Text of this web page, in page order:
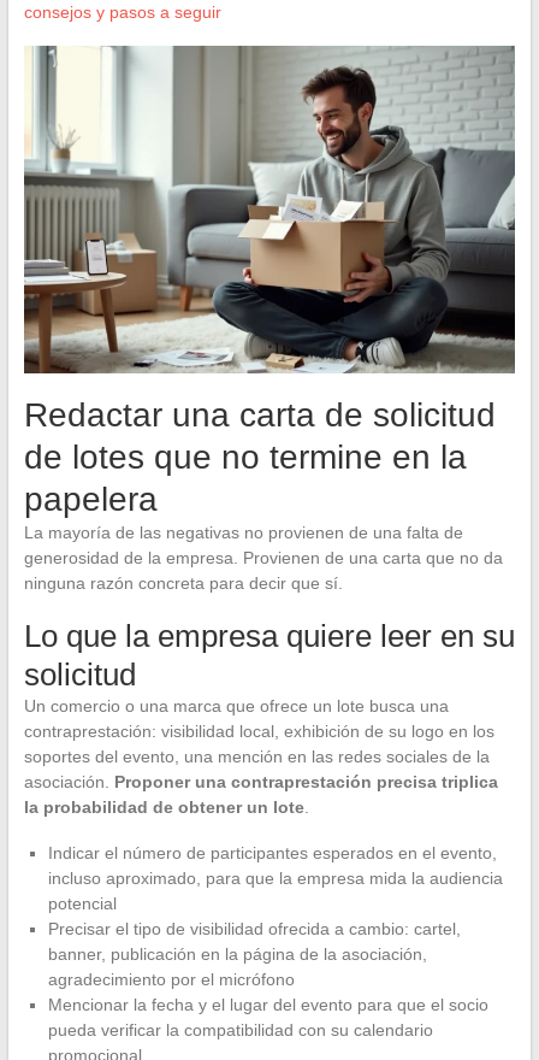
consejos y pasos a seguir
Redactar una carta de solicitud
de lotes que no termine en la
papelera
La mayoría de las negativas no provienen de una falta de
generosidad de la empresa. Provienen de una carta que no da
ninguna razón concreta para decir que sí.
Lo que la empresa quiere leer en su
solicitud
Un comercio o una marca que ofrece un lote busca una
contraprestación: visibilidad local, exhibición de su logo en los
soportes del evento, una mención en las redes sociales de la
asociación. Proponer una contraprestación precisa triplica
la probabilidad de obtener un lote.
Indicar el número de participantes esperados en el evento,
incluso aproximado, para que la empresa mida la audiencia
potencial
Precisar el tipo de visibilidad ofrecida a cambio: cartel,
banner, publicación en la página de la asociación,
agradecimiento por el micrófono
Mencionar la fecha y el lugar del evento para que el socio
pueda verificar la compatibilidad con su calendario
promocional